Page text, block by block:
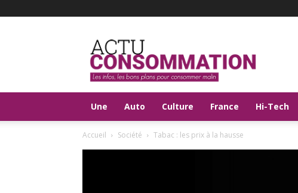
Actu
Consommation
Une Auto Culture France Hi-Tech
Accueil Société Tabac : les prix à la hausse